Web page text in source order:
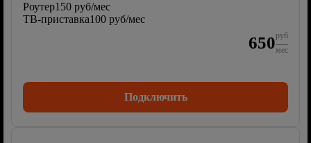
Роутер150 руб/мес
ТВ-приставка100 руб/мес
650руб
мес
Подключить